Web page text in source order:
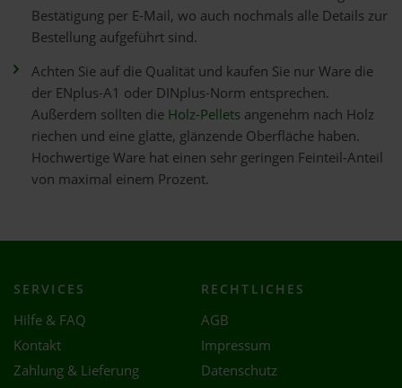
Bestätigung per E-Mail, wo auch nochmals alle Details zur
Bestellung aufgeführt sind.
Achten Sie auf die Qualität und kaufen Sie nur Ware die
der ENplus-A1 oder DINplus-Norm entsprechen.
Außerdem sollten die Holz-Pellets angenehm nach Holz
riechen und eine glatte, glänzende Oberfläche haben.
Hochwertige Ware hat einen sehr geringen Feinteil-Anteil
von maximal einem Prozent.
SERVICES
Hilfe & FAQ
Kontakt
Zahlung & Lieferung
RECHTLICHES
AGB
Impressum
Datenschutz